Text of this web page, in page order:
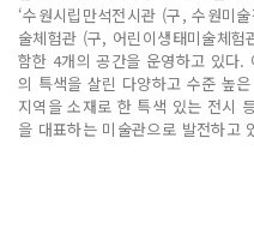
‘수원시립만석전시관 (구, 수원미
술체험관 (구, 어린이생태미술체험
함한 4개의 공간을 운영하고 있다.
의 특색을 살린 다양하고 수준 높
지역을 소재로 한 특색 있는 전시
을 대표하는 미술관으로 발전하고